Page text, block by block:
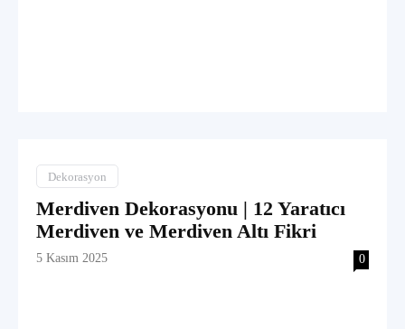
Dekorasyon
Merdiven Dekorasyonu | 12 Yaratıcı
Merdiven ve Merdiven Altı Fikri
5 Kasım 2025 0